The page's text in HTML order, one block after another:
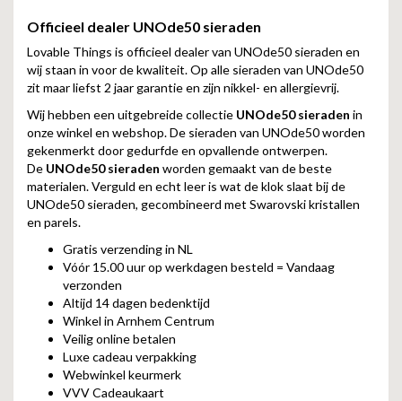
Officieel dealer UNOde50 sieraden
Lovable Things is officieel dealer van UNOde50 sieraden en
wij staan in voor de kwaliteit. Op alle sieraden van UNOde50
zit maar liefst 2 jaar garantie en zijn nikkel- en allergievrij.
Wij hebben een uitgebreide collectie UNOde50 sieraden in
onze winkel en webshop. De sieraden van UNOde50 worden
gekenmerkt door gedurfde en opvallende ontwerpen.
De UNOde50 sieraden worden gemaakt van de beste
materialen. Verguld en echt leer is wat de klok slaat bij de
UNOde50 sieraden, gecombineerd met Swarovski kristallen
en parels.
Gratis verzending in NL
Vóór 15.00 uur op werkdagen besteld = Vandaag
verzonden
Altijd 14 dagen bedenktijd
Winkel in Arnhem Centrum
Veilig online betalen
Luxe cadeau verpakking
Webwinkel keurmerk
VVV Cadeaukaart